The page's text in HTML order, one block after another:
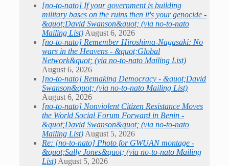
[no-to-nato] If your government is building
military bases on the ruins then it's your genocide -
&quot;David Swanson&quot; (via no-to-nato
Mailing List) August 6, 2026
[no-to-nato] Remember Hiroshima-Nagasaki: No
wars in the Heavens - &quot;Global
Network&quot; (via no-to-nato Mailing List)
August 6, 2026
[no-to-nato] Remaking Democracy - &quot;David
Swanson&quot; (via no-to-nato Mailing List)
August 6, 2026
[no-to-nato] Nonviolent Citizen Resistance Moves
the World Social Forum Forward in Benin -
&quot;David Swanson&quot; (via no-to-nato
Mailing List) August 5, 2026
Re: [no-to-nato] Photo for GWUAN montage -
&quot;Sally Jones&quot; (via no-to-nato Mailing
List) August 5, 2026